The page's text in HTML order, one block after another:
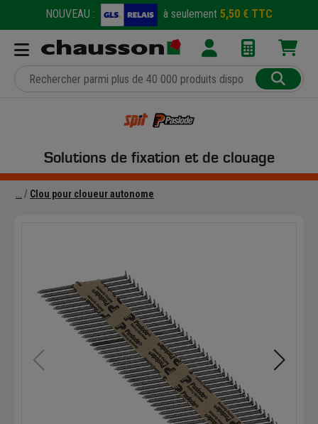
NOUVEAU : à seulement 5,50 € TTC
Solutions de fixation et de clouage
Clou pour cloueur autonome